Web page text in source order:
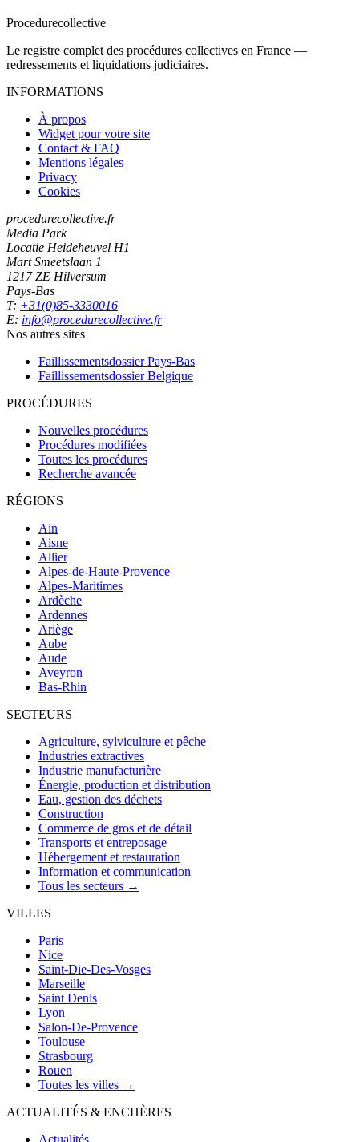
Procedurecollective
Le registre complet des procédures collectives en France —
redressements et liquidations judiciaires.
INFORMATIONS
À propos
Widget pour votre site
Contact & FAQ
Mentions légales
Privacy
Cookies
procedurecollective.fr
Media Park
Locatie Heideheuvel H1
Mart Smeetslaan 1
1217 ZE Hilversum
Pays-Bas
T: +31(0)85-3330016
E: info@procedurecollective.fr
Nos autres sites
Faillissementsdossier Pays-Bas
Faillissementsdossier Belgique
PROCÉDURES
Nouvelles procédures
Procédures modifiées
Toutes les procédures
Recherche avancée
RÉGIONS
Ain
Aisne
Allier
Alpes-de-Haute-Provence
Alpes-Maritimes
Ardèche
Ardennes
Ariège
Aube
Aude
Aveyron
Bas-Rhin
SECTEURS
Agriculture, sylviculture et pêche
Industries extractives
Industrie manufacturière
Énergie, production et distribution
Eau, gestion des déchets
Construction
Commerce de gros et de détail
Transports et entreposage
Hébergement et restauration
Information et communication
Tous les secteurs →
VILLES
Paris
Nice
Saint-Die-Des-Vosges
Marseille
Saint Denis
Lyon
Salon-De-Provence
Toulouse
Strasbourg
Rouen
Toutes les villes →
ACTUALITÉS & ENCHÈRES
Actualités